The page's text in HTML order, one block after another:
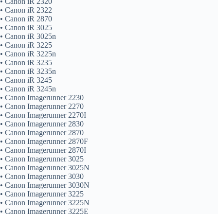
• Canon iR 2322
• Canon iR 2870
• Canon iR 3025
• Canon iR 3025n
• Canon iR 3225
• Canon iR 3225n
• Canon iR 3235
• Canon iR 3235n
• Canon iR 3245
• Canon iR 3245n
• Canon Imagerunner 2230
• Canon Imagerunner 2270
• Canon Imagerunner 2270I
• Canon Imagerunner 2830
• Canon Imagerunner 2870
• Canon Imagerunner 2870F
• Canon Imagerunner 2870I
• Canon Imagerunner 3025
• Canon Imagerunner 3025N
• Canon Imagerunner 3030
• Canon Imagerunner 3030N
• Canon Imagerunner 3225
• Canon Imagerunner 3225N
• Canon Imagerunner 3225E